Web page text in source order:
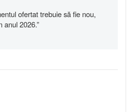
ofertat trebuie să fie nou,
anul 2026.”